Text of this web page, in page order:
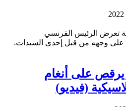
تعرض الرئيس الفرنسي
على وجهه من قبل إحدى السيدات.
يرقص على أنغام
(فيديو)